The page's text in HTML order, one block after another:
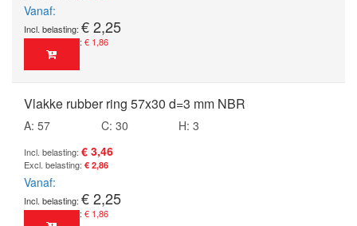
Vanaf
€ 2,25
€ 1,86
Vlakke rubber ring 57x30 d=3 mm NBR
A: 57 C: 30
H: 3
€ 3,46
€ 2,86
Vanaf
€ 2,25
€ 1,86